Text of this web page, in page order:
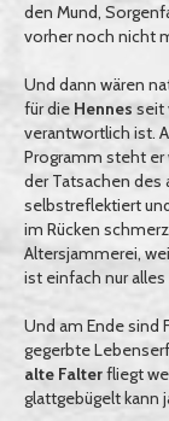
den Mund,
vorher noch nicht
Und dann wären
für die Hennes seit
verantwortlich ist.
Programm steht
der Tatsachen des
selbstreflektiert
im Rücken
Altersjammerei,
ist einfach nur alles
Und am Ende sind
gegerbte
alte Falterfliegt
glattgebügelt kann